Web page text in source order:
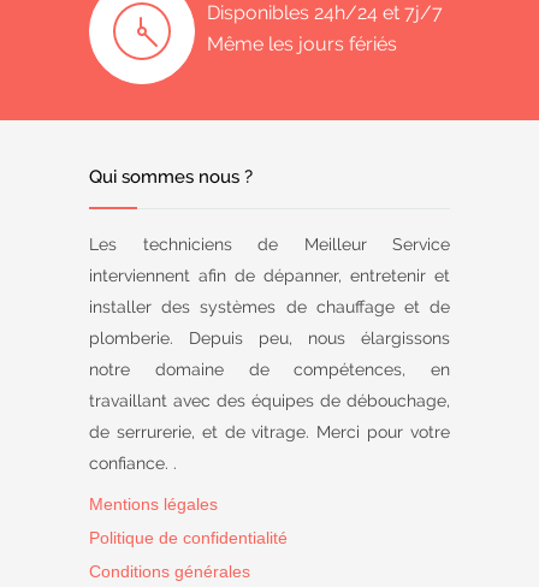
Disponibles 24h/24 et 7j/7
Même les jours fériés
Qui sommes nous ?
Les techniciens de Meilleur Service
interviennent afin de dépanner, entretenir et
installer des systèmes de chauffage et de
plomberie. Depuis peu, nous élargissons
notre domaine de compétences, en
travaillant avec des équipes de débouchage,
de serrurerie, et de vitrage. Merci pour votre
confiance. .
Mentions légales
Politique de confidentialité
Conditions générales